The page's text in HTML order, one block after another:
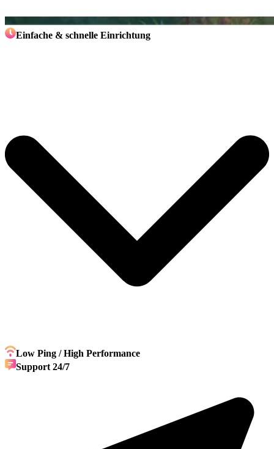
Einfache & schnelle Einrichtung
Low Ping / High Performance
Support 24/7